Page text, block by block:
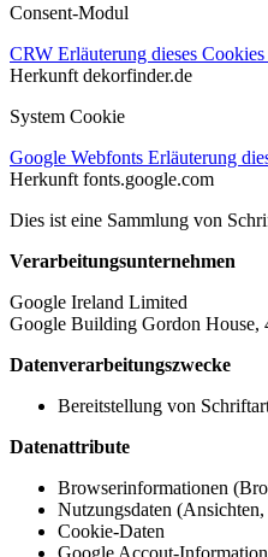
Consent-Modul
CRW Erläuterung dieses Cookies
Herkunft dekorfinder.de
System Cookie
Google Webfonts Erläuterung
Herkunft fonts.google.com
Dies ist eine Sammlung von
Verarbeitungsunternehmen
Google Ireland Limited
Google Building Gordon
Datenverarbeitungszwecke
Bereitstellung von
Datenattribute
Browserinformationen
Nutzungsdaten
Cookie-Daten
Google Accout-